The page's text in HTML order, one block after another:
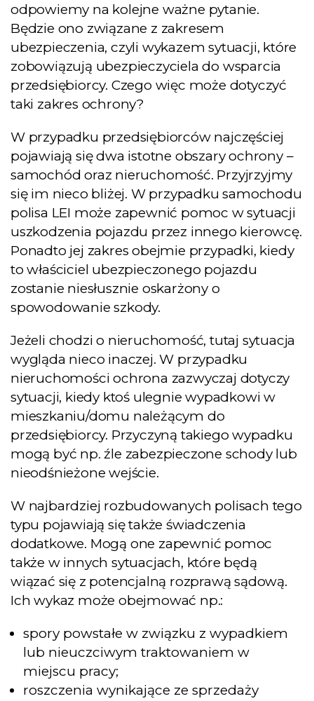
odpowiemy na kolejne ważne pytanie.
Będzie ono związane z zakresem
ubezpieczenia, czyli wykazem sytuacji, które
zobowiązują ubezpieczyciela do wsparcia
przedsiębiorcy. Czego więc może dotyczyć
taki zakres ochrony?
W przypadku przedsiębiorców najczęściej
pojawiają się dwa istotne obszary ochrony –
samochód oraz nieruchomość. Przyjrzyjmy
się im nieco bliżej. W przypadku samochodu
polisa LEI może zapewnić pomoc w sytuacji
uszkodzenia pojazdu przez innego kierowcę.
Ponadto jej zakres obejmie przypadki, kiedy
to właściciel ubezpieczonego pojazdu
zostanie niesłusznie oskarżony o
spowodowanie szkody.
Jeżeli chodzi o nieruchomość, tutaj sytuacja
wygląda nieco inaczej. W przypadku
nieruchomości ochrona zazwyczaj dotyczy
sytuacji, kiedy ktoś ulegnie wypadkowi w
mieszkaniu/domu należącym do
przedsiębiorcy. Przyczyną takiego wypadku
mogą być np. źle zabezpieczone schody lub
nieodśnieżone wejście.
W najbardziej rozbudowanych polisach tego
typu pojawiają się także świadczenia
dodatkowe. Mogą one zapewnić pomoc
także w innych sytuacjach, które będą
wiązać się z potencjalną rozprawą sądową.
Ich wykaz może obejmować np.:
spory powstałe w związku z wypadkiem
lub nieuczciwym traktowaniem w
miejscu pracy;
roszczenia wynikające ze sprzedaży